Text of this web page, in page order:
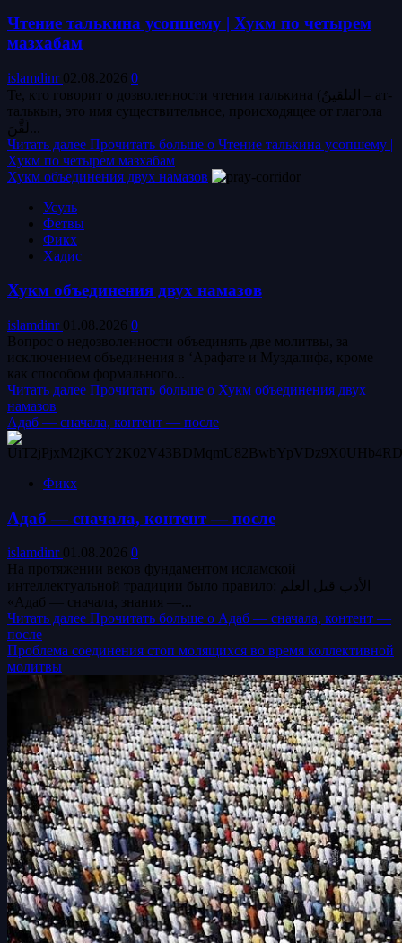
Чтение талькина усопшему | Хукм по четырем
мазхабам
islamdinr 02.08.2026 0
Те, кто говорит о дозволенности чтения талькина (التلقينُ – ат-
талькын, это имя существительное, происходящее от глагола
Читать далее Прочитать больше о Чтение талькина усопшему |
Хукм по четырем мазхабам
Хукм объединения двух намазов
Усуль
Фетвы
Фикх
Хадис
Хукм объединения двух намазов
islamdinr 01.08.2026 0
Вопрос о недозволенности объединять две молитвы, за
исключением объединения в ‘Арафате и Муздалифа, кроме
как способом формального...
Читать далее Прочитать больше о Хукм объединения двух
намазов
Адаб — сначала, контент — после
Фикх
Адаб — сначала, контент — после
islamdinr 01.08.2026 0
На протяжении веков фундаментом исламской
интеллектуальной традиции было правило: الأدب قبل العلم
«Адаб — сначала, знания —...
Читать далее Прочитать больше о Адаб — сначала, контент —
после
Проблема соединения стоп молящихся во время коллективной
молитвы